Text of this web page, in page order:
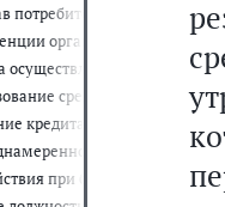
органами власти,
средств
кредита или займа
банкротство
при банкротстве